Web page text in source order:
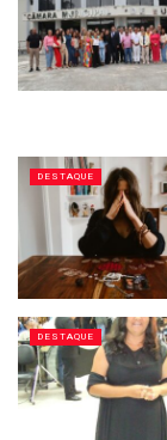
DESTAQUE
DESTAQUE